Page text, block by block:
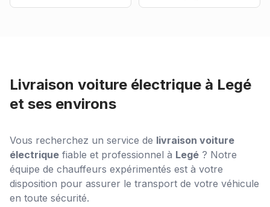
Livraison voiture électrique à Legé
et ses environs
Vous recherchez un service de livraison voiture
électrique fiable et professionnel à Legé ? Notre
équipe de chauffeurs expérimentés est à votre
disposition pour assurer le transport de votre véhicule
en toute sécurité.